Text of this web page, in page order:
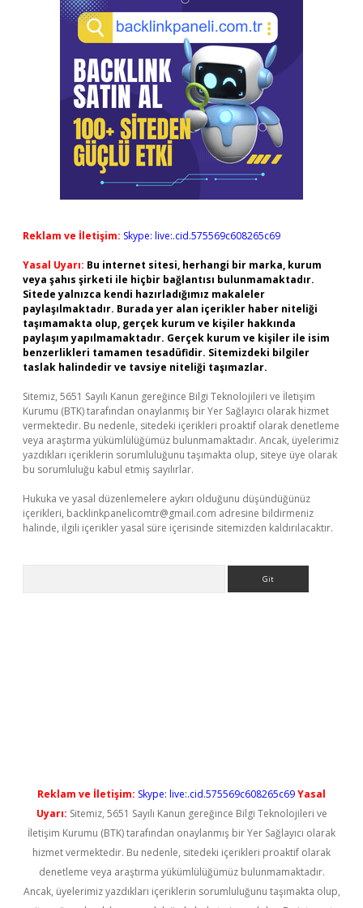
Reklam ve İletişim: Skype: live:.cid.575569c608265c69
Yasal Uyarı: Bu internet sitesi, herhangi bir marka, kurum
veya şahıs şirketi ile hiçbir bağlantısı bulunmamaktadır.
Sitede yalnızca kendi hazırladığımız makaleler
paylaşılmaktadır. Burada yer alan içerikler haber niteliği
taşımamakta olup, gerçek kurum ve kişiler hakkında
paylaşım yapılmamaktadır. Gerçek kurum ve kişiler ile isim
benzerlikleri tamamen tesadüfidir. Sitemizdeki bilgiler
taslak halindedir ve tavsiye niteliği taşımazlar.
Sitemiz, 5651 Sayılı Kanun gereğince Bilgi Teknolojileri ve İletişim
Kurumu (BTK) tarafından onaylanmış bir Yer Sağlayıcı olarak hizmet
vermektedir. Bu nedenle, sitedeki içerikleri proaktif olarak denetleme
veya araştırma yükümlülüğümüz bulunmamaktadır. Ancak, üyelerimiz
yazdıkları içeriklerin sorumluluğunu taşımakta olup, siteye üye olarak
bu sorumluluğu kabul etmiş sayılırlar.
Hukuka ve yasal düzenlemelere aykırı olduğunu düşündüğünüz
içerikleri, backlinkpanelicomtr@gmail.com adresine bildirmeniz
halinde, ilgili içerikler yasal süre içerisinde sitemizden kaldırılacaktır.
Reklam ve İletişim: Skype: live:.cid.575569c608265c69Yasal
Uyarı: Sitemiz, 5651 Sayılı Kanun gereğince Bilgi Teknolojileri ve
İletişim Kurumu (BTK) tarafından onaylanmış bir Yer Sağlayıcı olarak
hizmet vermektedir. Bu nedenle, sitedeki içerikleri proaktif olarak
denetleme veya araştırma yükümlülüğümüz bulunmamaktadır.
Ancak, üyelerimiz yazdıkları içeriklerin sorumluluğunu taşımakta olup,